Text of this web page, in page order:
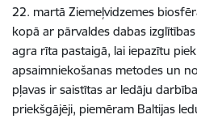
22. martā Ziemeļvidzemes
kopā ar pārvaldes dabas
agra rīta pastaigā, lai iepazītu
apsaimniekošanas metodes un
pļavas ir saistītas ar ledāju
priekšgājēji, piemēram Baltijas